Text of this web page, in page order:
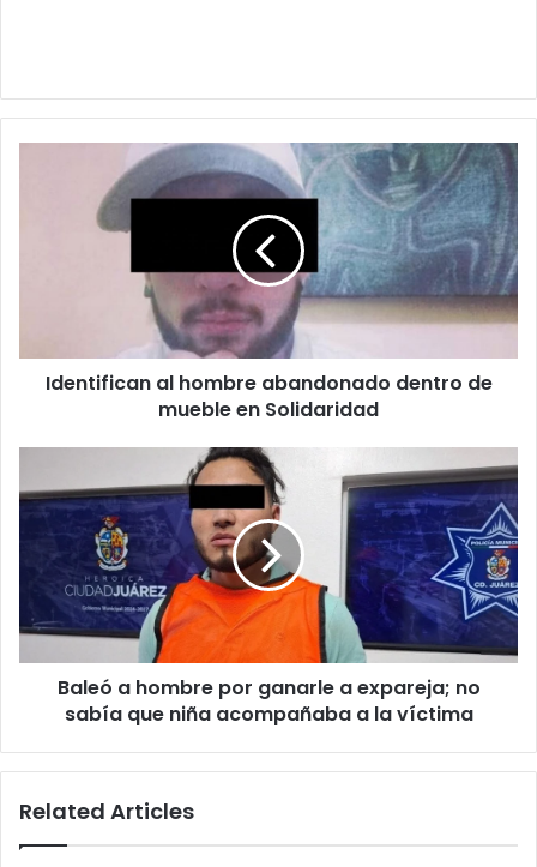
abandonado
Solidaridad
Identifican al hombre abandonado dentro de
mueble en Solidaridad
hombre
ganarle
expareja;
no
sabía
víctima
Baleó a hombre por ganarle a expareja; no
sabía que niña acompañaba a la víctima
Related Articles